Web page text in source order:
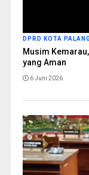
DPRD KOTA
Musim
yang Aman
6 Juni 2026